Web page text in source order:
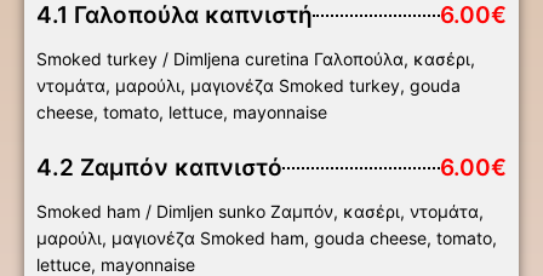
4.1 Γαλοπούλα καπνιστή 6.00€
Smoked turkey / Dimljena curetina Γαλοπούλα, κασέρι,
ντομάτα, μαρούλι, μαγιονέζα Smoked turkey, gouda
cheese, tomato, lettuce, mayonnaise
4.2 Ζαμπόν καπνιστό 6.00€
Smoked ham / Dimljen sunko Ζαμπόν, κασέρι, ντομάτα,
μαρούλι, μαγιονέζα Smoked ham, gouda cheese, tomato,
lettuce, mayonnaise